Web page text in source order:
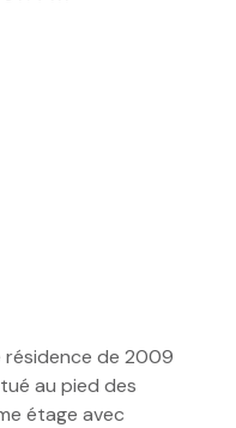
résidence de 2009
au pied des
étage avec